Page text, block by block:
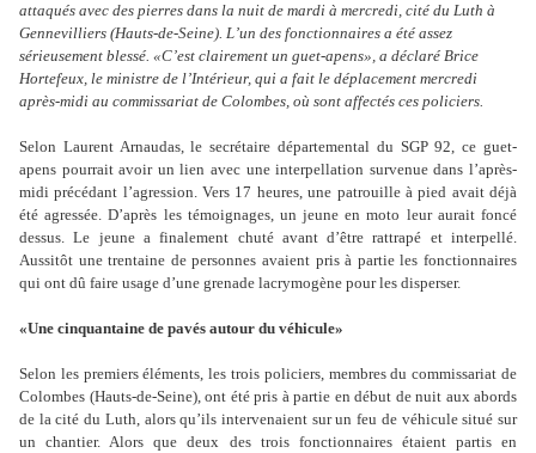
attaqués avec des pierres dans la nuit de mardi à mercredi, cité du Luth à
Gennevilliers (Hauts-de-Seine). L’un des fonctionnaires a été assez
sérieusement blessé. «C’est clairement un guet-apens», a déclaré Brice
Hortefeux, le ministre de l’Intérieur, qui a fait le déplacement mercredi
après-midi au commissariat de Colombes, où sont affectés ces policiers.
Selon Laurent Arnaudas, le secrétaire départemental du SGP 92, ce guet-
apens pourrait avoir un lien avec une interpellation survenue dans l’après-
midi précédant l’agression. Vers 17 heures, une patrouille à pied avait déjà
été agressée. D’après les témoignages, un jeune en moto leur aurait foncé
dessus. Le jeune a finalement chuté avant d’être rattrapé et interpellé.
Aussitôt une trentaine de personnes avaient pris à partie les fonctionnaires
qui ont dû faire usage d’une grenade lacrymogène pour les disperser.
«Une cinquantaine de pavés autour du véhicule»
Selon les premiers éléments, les trois policiers, membres du commissariat de
Colombes (Hauts-de-Seine), ont été pris à partie en début de nuit aux abords
de la cité du Luth, alors qu’ils intervenaient sur un feu de véhicule situé sur
un chantier. Alors que deux des trois fonctionnaires étaient partis en